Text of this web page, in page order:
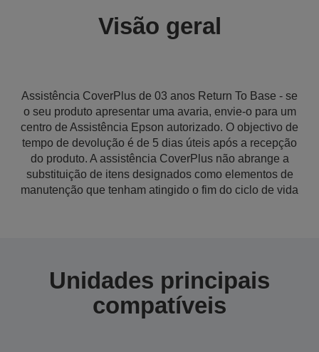
Visão geral
Assistência CoverPlus de 03 anos Return To Base - se
o seu produto apresentar uma avaria, envie-o para um
centro de Assistência Epson autorizado. O objectivo de
tempo de devolução é de 5 dias úteis após a recepção
do produto. A assistência CoverPlus não abrange a
substituição de itens designados como elementos de
manutenção que tenham atingido o fim do ciclo de vida
Unidades principais
compatíveis